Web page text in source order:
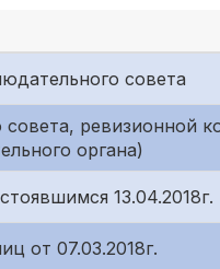
совета
ревизионной
органа)
13.04.2018г.
от 07.03.2018г.